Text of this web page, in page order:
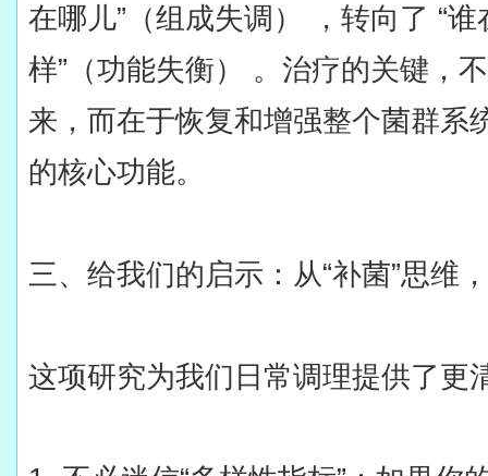
在哪儿”（组成失调） ，转向了 “
样”（功能失衡） 。治疗的关键，
来，而在于恢复和增强整个菌群系
的核心功能。
三、给我们的启示：从“补菌”思维
这项研究为我们日常调理提供了更